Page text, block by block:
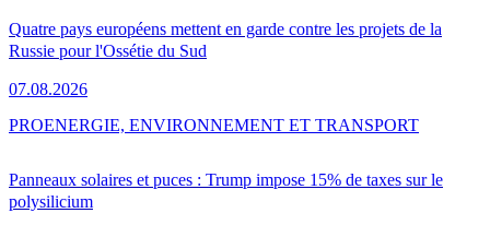
Quatre pays européens mettent en garde contre les projets de la
Russie pour l'Ossétie du Sud
07.08.2026
Panneaux solaires et puces : Trump impose 15% de taxes sur le
polysilicium
PROENERGIE, ENVIRONNEMENT ET TRANSPORT